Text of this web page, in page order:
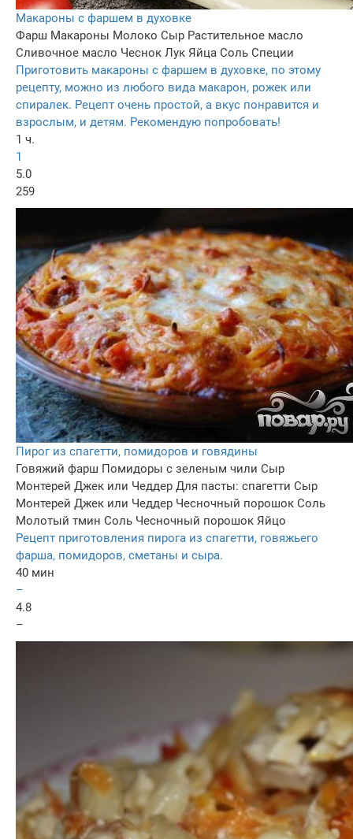
Макароны с фаршем в духовке
Фарш Макароны Молоко Сыр Растительное масло
Сливочное масло Чеснок Лук Яйца Соль Специи
Приготовить макароны с фаршем в духовке, по этому
рецепту, можно из любого вида макарон, рожек или
спиралек. Рецепт очень простой, а вкус понравится и
взрослым, и детям. Рекомендую попробовать!
1 ч.
1
5.0
259
Пирог из спагетти, помидоров и говядины
Говяжий фарш Помидоры с зеленым чили Сыр
Монтерей Джек или Чеддер Для пасты: спагетти Сыр
Монтерей Джек или Чеддер Чесночный порошок Соль
Молотый тмин Соль Чесночный порошок Яйцо
Рецепт приготовления пирога из спагетти, говяжьего
фарша, помидоров, сметаны и сыра.
40 мин
–
4.8
–